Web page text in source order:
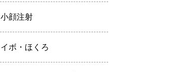
小顔注射
イボ・ほくろ